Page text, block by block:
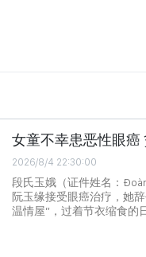
女童不幸患恶性眼癌
2026/8/4 22:30:00
段氏玉娥（证件姓名：
阮玉缘接受眼癌治疗，她
温情屋”，过着节衣缩食的